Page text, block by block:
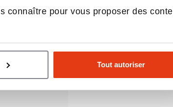
connaître pour vous proposer des
Tout autoriser
Quels secteurs
en 2026 ?
Le salaire mensuel
adapter à votre